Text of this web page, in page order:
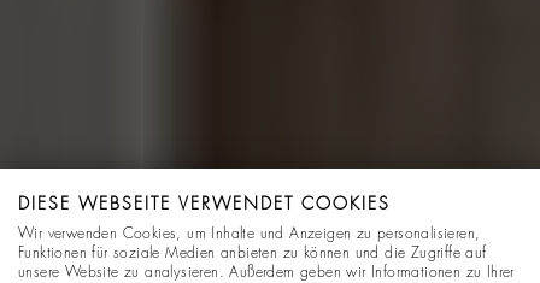
DIESE WEBSEITE VERWENDET COOKIES
Wir verwenden Cookies, um Inhalte und Anzeigen zu personalisieren,
Funktionen für soziale Medien anbieten zu können und die Zugriffe auf
unsere Website zu analysieren. Außerdem geben wir Informationen zu Ihrer